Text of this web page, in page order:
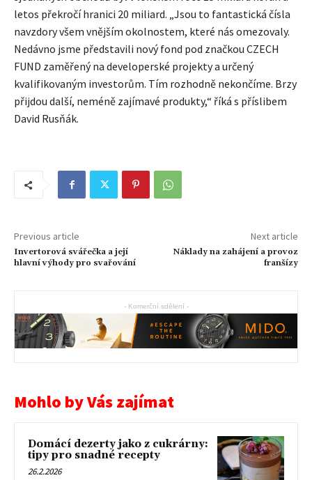
letos překročí hranici 20 miliard. „Jsou to fantastická čísla
navzdory všem vnějším okolnostem, které nás omezovaly.
Nedávno jsme představili nový fond pod značkou CZECH
FUND zaměřený na developerské projekty a určený
kvalifikovaným investorům. Tím rozhodně nekončíme. Brzy
přijdou další, neméně zajímavé produkty,“ říká s příslibem
David Rusňák.
Previous article
Invertorová svářečka a její
hlavní výhody pro svařování
Next article
Náklady na zahájení a provoz
franšízy
- Komerční sdělení -
Mohlo by Vás zajímat
Domácí dezerty jako z cukrárny:
tipy pro snadné recepty
26.2.2026